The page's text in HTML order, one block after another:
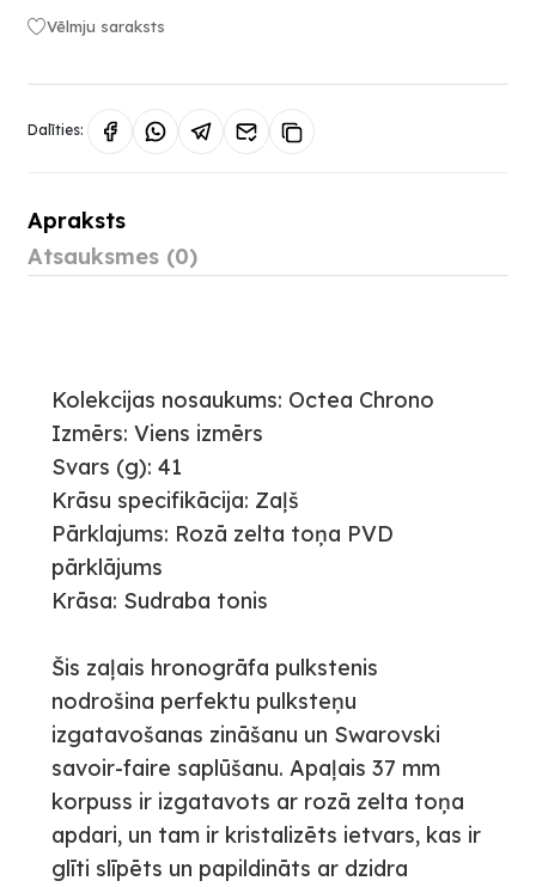
Vēlmju saraksts
Dalīties:
Apraksts
Atsauksmes (0)
Kolekcijas nosaukums: Octea Chrono
Izmērs: Viens izmērs
Svars (g): 41
Krāsu specifikācija: Zaļš
Pārklajums: Rozā zelta toņa PVD
pārklājums
Krāsa: Sudraba tonis
Šis zaļais hronogrāfa pulkstenis
nodrošina perfektu pulksteņu
izgatavošanas zināšanu un Swarovski
savoir-faire saplūšanu. Apaļais 37 mm
korpuss ir izgatavots ar rozā zelta toņa
apdari, un tam ir kristalizēts ietvars, kas ir
glīti slīpēts un papildināts ar dzidra